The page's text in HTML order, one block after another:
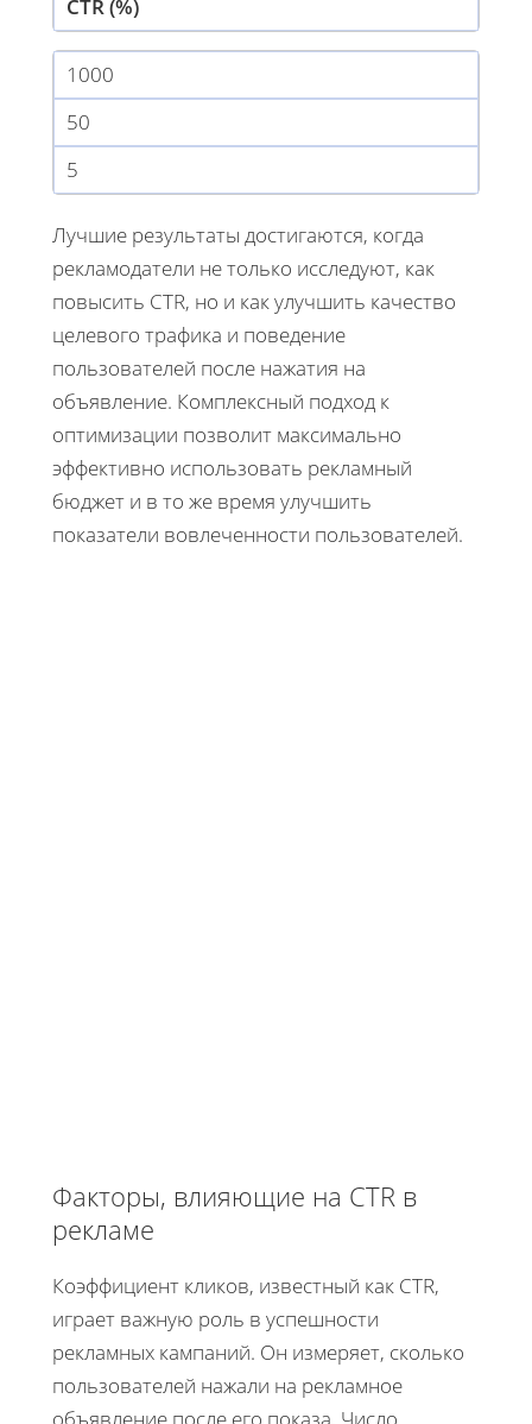
CTR (%)
1000
50
5
Лучшие результаты достигаются, когда
рекламодатели не только исследуют, как
повысить CTR, но и как улучшить качество
целевого трафика и поведение
пользователей после нажатия на
объявление. Комплексный подход к
оптимизации позволит максимально
эффективно использовать рекламный
бюджет и в то же время улучшить
показатели вовлеченности пользователей.
Факторы, влияющие на CTR в
рекламе
Коэффициент кликов, известный как CTR,
играет важную роль в успешности
рекламных кампаний. Он измеряет, сколько
пользователей нажали на рекламное
объявление после его показа. Число